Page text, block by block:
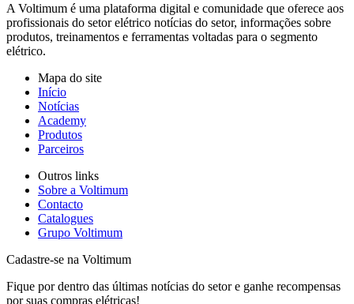
A Voltimum é uma plataforma digital e comunidade que oferece aos
profissionais do setor elétrico notícias do setor, informações sobre
produtos, treinamentos e ferramentas voltadas para o segmento
elétrico.
Mapa do site
Início
Notícias
Academy
Produtos
Parceiros
Outros links
Sobre a Voltimum
Contacto
Catalogues
Grupo Voltimum
Cadastre-se na Voltimum
Fique por dentro das últimas notícias do setor e ganhe recompensas
por suas compras elétricas!